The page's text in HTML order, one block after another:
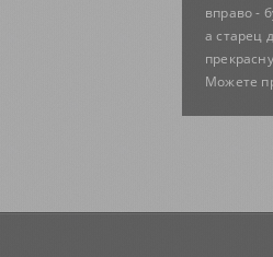
вправо -
а старец
Можете